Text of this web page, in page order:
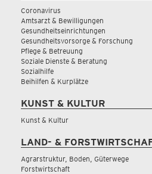
Coronavirus
Amtsarzt & Bewilligungen
Gesundheitseinrichtungen
Gesundheitsvorsorge & Forschung
Pflege & Betreuung
Soziale Dienste & Beratung
Sozialhilfe
Beihilfen & Kurplätze
KUNST & KULTUR
Kunst & Kultur
LAND- &
Agrarstruktur, Boden, Güterwege
Forstwirtschaft